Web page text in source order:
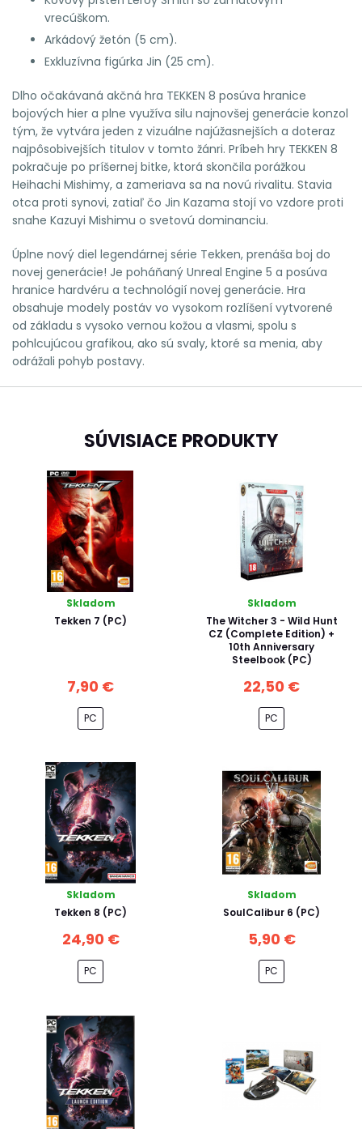
vrecúškom.
Arkádový žetón (5 cm).
Exkluzívna figúrka Jin (25 cm).
Dlho očakávaná akčná hra TEKKEN 8 posúva hranice
bojových hier a plne využíva silu najnovšej generácie konzol
tým, že vytvára jeden z vizuálne najúžasnejších a doteraz
najpôsobivejších titulov v tomto žánri. Príbeh hry TEKKEN 8
pokračuje po príšernej bitke, ktorá skončila porážkou
Heihachi Mishimy, a zameriava sa na novú rivalitu. Stavia
otca proti synovi, zatiaľ čo Jin Kazama stojí vo vzdore proti
snahe Kazuyi Mishimu o svetovú dominanciu.
Úplne nový diel legendárnej série Tekken, prenáša boj do
novej generácie! Je poháňaný Unreal Engine 5 a posúva
hranice hardvéru a technológií novej generácie. Hra
obsahuje modely postáv vo vysokom rozlíšení vytvorené
od základu s vysoko vernou kožou a vlasmi, spolu s
pohlcujúcou grafikou, ako sú svaly, ktoré sa menia, aby
odrážali pohyb postavy.
SÚVISIACE PRODUKTY
Skladom
Tekken 7 (PC)
7,90 €
PC
Skladom
The Witcher 3 - Wild Hunt
CZ (Complete Edition) +
10th Anniversary
Steelbook (PC)
22,50 €
PC
Skladom
Tekken 8 (PC)
24,90 €
PC
Skladom
SoulCalibur 6 (PC)
5,90 €
PC